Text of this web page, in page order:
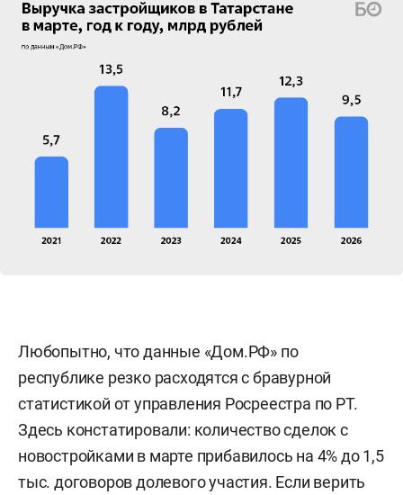
Любопытно, что данные «Дом.РФ» по
республике резко расходятся с бравурной
статистикой от управления Росреестра по РТ.
Здесь констатировали: количество сделок с
новостройками в марте прибавилось на 4% до 1,5
тыс. договоров долевого участия. Если верить